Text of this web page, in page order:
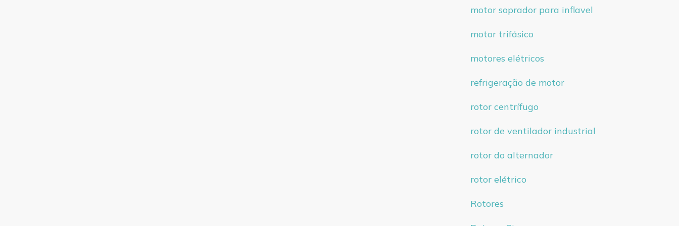
motor soprador para inflavel
motor trifásico
motores elétricos
refrigeração de motor
rotor centrífugo
rotor de ventilador industrial
rotor do alternador
rotor elétrico
Rotores